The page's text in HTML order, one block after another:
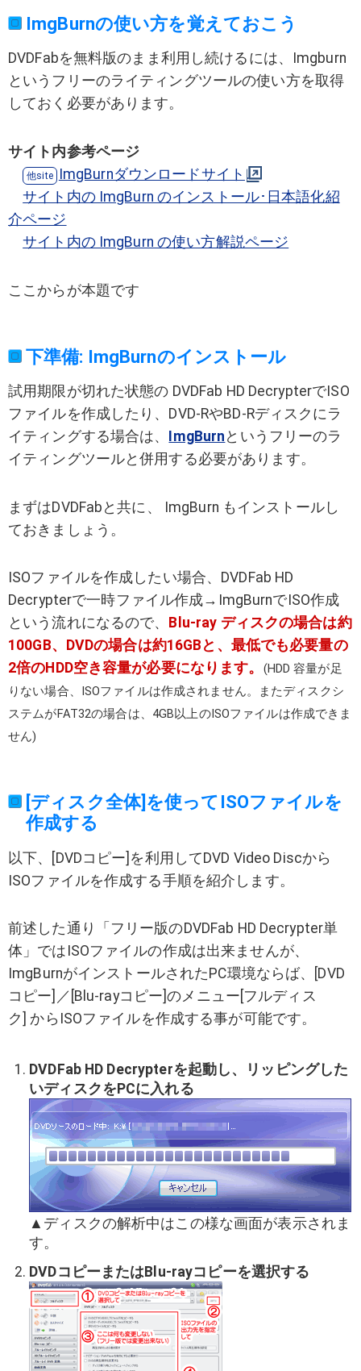
ImgBurnの使い方を覚えておこう
DVDFabを無料版のまま利用し続けるには、Imgburn
というフリーのライティングツールの使い方を取得
しておく必要があります。
サイト内参考ページ
ImgBurnダウンロードサイト
サイト内の ImgBurn のインストール･日本語化紹
介ページ
サイト内の ImgBurn の使い方解説ページ
ここからが本題です
下準備: ImgBurnのインストール
試用期限が切れた状態の DVDFab HD DecrypterでISO
ファイルを作成したり、DVD-RやBD-Rディスクにラ
イティングする場合は、 ImgBurn というフリーのラ
イティングツールと併用する必要があります。
まずはDVDFabと共に、 ImgBurn もインストールし
ておきましょう。
ISOファイルを作成したい場合、DVDFab HD
Decrypterで一時ファイル作成→ImgBurnでISO作成
という流れになるので、
Blu-ray ディスクの場合は約
100GB、DVDの場合は約16GBと、最低でも必要量の
2倍のHDD空き容量が必要になります。 (HDD 容量が足
りない場合、ISOファイルは作成されません。またディスクシ
ステムがFAT32の場合は、4GB以上のISOファイルは作成できま
せん)
[ディスク全体]を使ってISOファイルを
作成する
以下、[DVDコピー]を利用してDVD Video Discから
ISOファイルを作成する手順を紹介します。
前述した通り「フリー版のDVDFab HD Decrypter単
体」ではISOファイルの作成は出来ませんが、
ImgBurnがインストールされたPC環境ならば、[DVD
コピー]／[Blu-rayコピー]のメニュー[フルディス
ク] からISOファイルを作成する事が可能です。
DVDFab HD Decrypterを起動し、リッピングした
いディスクをPCに入れる
▲ディスクの解析中はこの様な画面が表示されま
す。
DVDコピーまたはBlu-rayコピーを選択する